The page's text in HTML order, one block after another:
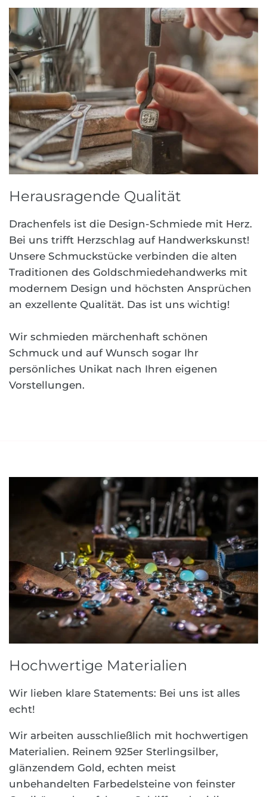
Herausragende Qualität
Drachenfels ist die Design-Schmiede mit Herz.
Bei uns trifft Herzschlag auf Handwerkskunst!
Unsere Schmuckstücke verbinden die alten
Traditionen des Goldschmiedehandwerks mit
modernem Design und höchsten Ansprüchen
an exzellente Qualität. Das ist uns wichtig!
Wir schmieden märchenhaft schönen
Schmuck und auf Wunsch sogar Ihr
persönliches Unikat nach Ihren eigenen
Vorstellungen.
Hochwertige Materialien
Wir lieben klare Statements: Bei uns ist alles
echt!
Wir arbeiten ausschließlich mit hochwertigen
Materialien. Reinem 925er Sterlingsilber,
glänzendem Gold, echten meist
unbehandelten Farbedelsteine von feinster